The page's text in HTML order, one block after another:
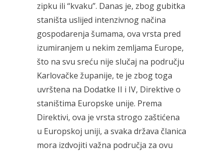
zipku ili “kvaku”. Danas je, zbog gubitka
staništa uslijed intenzivnog načina
gospodarenja šumama, ova vrsta pred
izumiranjem u nekim zemljama Europe,
što na svu sreću nije slučaj na području
Karlovačke županije, te je zbog toga
uvrštena na Dodatke II i IV, Direktive o
staništima Europske unije. Prema
Direktivi, ova je vrsta strogo zaštićena
u Europskoj uniji, a svaka država članica
mora izdvojiti važna područja za ovu